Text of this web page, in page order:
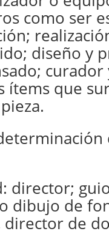
como ser
diseño y
ítems que
director;
dibujo de
de